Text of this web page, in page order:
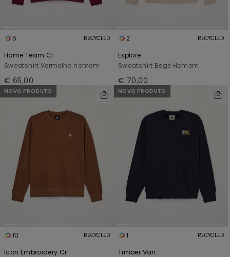
5 RECYCLED
Home Team Cr
Sweatshirt Vermelho homem
€ 65,00
2 RECYCLED
Explore
Sweatshirt Bege Homem
€ 70,00
NOVO PRODUTO
10 RECYCLED
Icon Embroidery Cr
NOVO PRODUTO
1 RECYCLED
Timber Van